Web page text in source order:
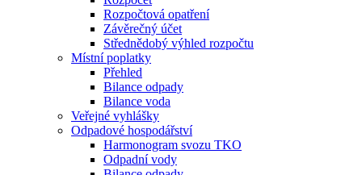
Rozpočtová opatření
Závěrečný účet
Střednědobý výhled rozpočtu
Místní poplatky
Přehled
Bilance odpady
Bilance voda
Veřejné vyhlášky
Odpadové hospodářství
Harmonogram svozu TKO
Odpadní vody